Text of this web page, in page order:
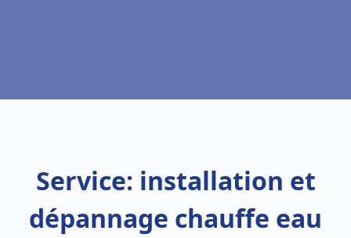
Service: installation et
dépannage chauffe eau